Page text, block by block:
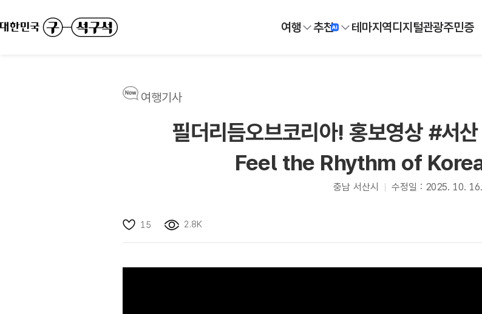
여행 추천 테마지역디지털관광주민증
여행기사
필더리듬오브코리아! 홍보영상 #서
Feel the Rhythm of
충남 서산시 수정일 : 2025. 10. 16.
15 2.8K